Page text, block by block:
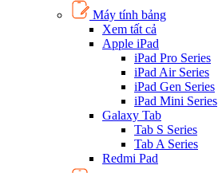
Máy tính bảng
Xem tất cả
Apple iPad
iPad Pro Series
iPad Air Series
iPad Gen Series
iPad Mini Series
Galaxy Tab
Tab S Series
Tab A Series
Redmi Pad